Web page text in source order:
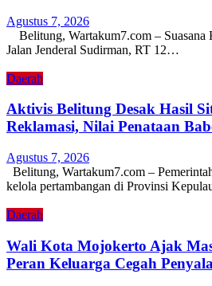
Agustus 7, 2026
Belitung, Wartakum7.com – Suasana
Jalan Jenderal Sudirman, RT 12…
Daerah
Aktivis Belitung Desak Hasil
Reklamasi, Nilai Penataan
Agustus 7, 2026
Belitung, Wartakum7.com –
kelola pertambangan di Provinsi
Daerah
Wali Kota Mojokerto Ajak
Peran Keluarga Cegah